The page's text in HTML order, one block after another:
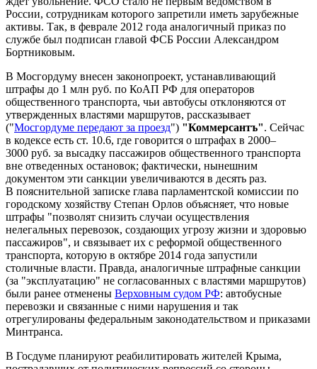
России, сотрудникам которого запретили иметь зарубежные
активы. Так, в феврале 2012 года аналогичный приказ по
службе был подписан главой ФСБ России Александром
Бортниковым.
В Мосгордуму внесен законопроект, устанавливающий
штрафы до 1 млн руб. по КоАП РФ для операторов
общественного транспорта, чьи автобусы отклоняются от
утвержденных властями маршрутов, рассказывает
("Мосгордуме передают за проезд") "Коммерсантъ". Сейчас
в кодексе есть ст. 10.6, где говорится о штрафах в 2000–
3000 руб. за высадку пассажиров общественного транспорта
вне отведенных остановок; фактически, нынешним
документом эти санкции увеличиваются в десять раз.
В пояснительной записке глава парламентской комиссии по
городскому хозяйству Степан Орлов объясняет, что новые
штрафы "позволят снизить случаи осуществления
нелегальных перевозок, создающих угрозу жизни и здоровью
пассажиров", и связывает их с реформой общественного
транспорта, которую в октябре 2014 года запустили
столичные власти. Правда, аналогичные штрафные санкции
(за "эксплуатацию" не согласованных с властями маршрутов)
были ранее отменены Верховным судом РФ: автобусные
перевозки и связанные с ними нарушения и так
отрегулированы федеральным законодательством и приказами
Минтранса.
В Госдуме планируют реабилитировать жителей Крыма,